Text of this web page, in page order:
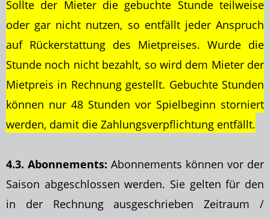
Sollte der Mieter die gebuchte Stunde teilweise
oder gar nicht nutzen, so entfällt jeder Anspruch
auf Rückerstattung des Mietpreises. Wurde die
Stunde noch nicht bezahlt, so wird dem Mieter der
Mietpreis in Rechnung gestellt. Gebuchte Stunden
können nur 48 Stunden vor Spielbeginn storniert
werden, damit die Zahlungsverpflichtung entfällt.
4.3. Abonnements: Abonnements können vor der
Saison abgeschlossen werden. Sie gelten für den
in der Rechnung ausgeschrieben Zeitraum /